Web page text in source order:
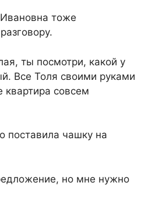
тоже
ты посмотри, какой у
Все Толя своими руками
совсем
поставила чашку на
но мне нужно